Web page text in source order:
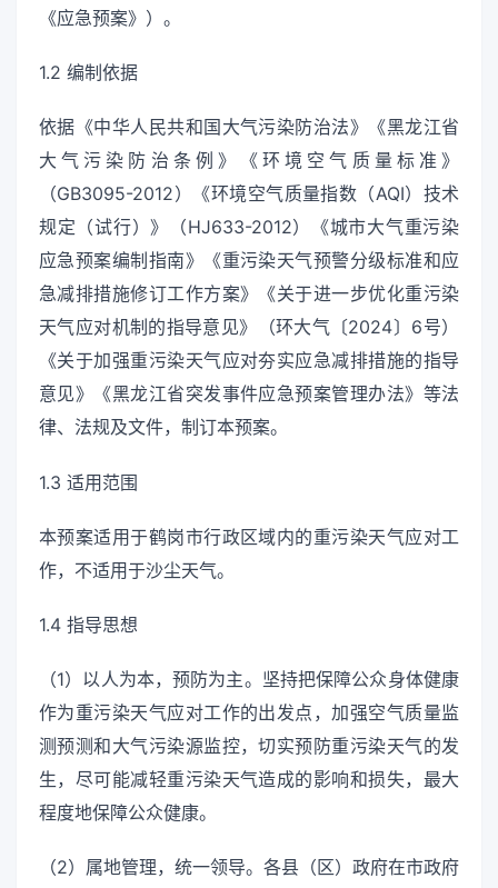
《应急预案》）。
1.2 编制依据
依据《中华人民共和国大气污染防治法》《黑龙江省
大气污染防治条例》《环境空气质量标准》
（GB3095-2012）《环境空气质量指数（AQI）技术
规定（试行）》（HJ633-2012）《城市大气重污染
应急预案编制指南》《重污染天气预警分级标准和应
急减排措施修订工作方案》《关于进一步优化重污染
天气应对机制的指导意见》（环大气〔2024〕6号）
《关于加强重污染天气应对夯实应急减排措施的指导
意见》《黑龙江省突发事件应急预案管理办法》等法
律、法规及文件，制订本预案。
1.3 适用范围
本预案适用于鹤岗市行政区域内的重污染天气应对工
作，不适用于沙尘天气。
1.4 指导思想
（1）以人为本，预防为主。坚持把保障公众身体健康
作为重污染天气应对工作的出发点，加强空气质量监
测预测和大气污染源监控，切实预防重污染天气的发
生，尽可能减轻重污染天气造成的影响和损失，最大
程度地保障公众健康。
（2）属地管理，统一领导。各县（区）政府在市政府